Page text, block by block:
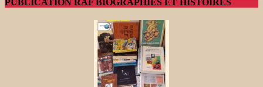
PUBLICATION RAF BIOGRAPHIES ET HISTOIRES